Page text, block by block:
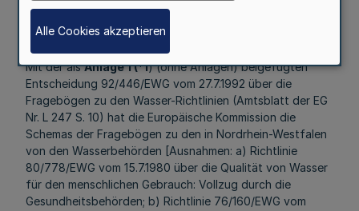
Der erste Bericht erfasst den Zeitraum von 1993 bis
2.
Mit der alsAnlage 1 (*1) (ohne Anlagen) beigefügten
Entscheidung 92/446/EWG vom 27.7.1992 über die
Fragebögen zu den Wasser-Richtlinien (Amtsblatt der EG
Nr. L 247 S. 10) hat die Europäische Kommission die
Schemas der Fragebögen zu den in Nordrhein-Westfalen
von den Wasserbehörden [Ausnahmen: a) Richtlinie
80/778/EWG vom 15.7.1980 über die Qualität von Wasser
für den menschlichen Gebrauch: Vollzug durch die
Gesundheitsbehörden; b) Richtlinie 76/160/EWG vom
Alle Cookies akzeptieren